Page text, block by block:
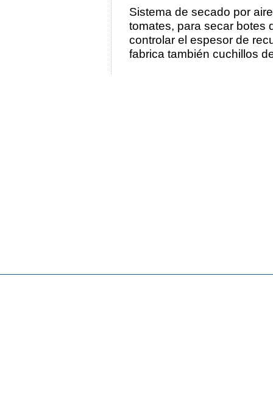
Sistema de secado por
tomates, para secar botes
controlar el espesor de
fabrica también cuchillos